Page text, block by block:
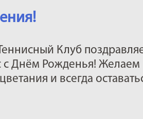
Клуб
с Днём Рожденья!
и всегда